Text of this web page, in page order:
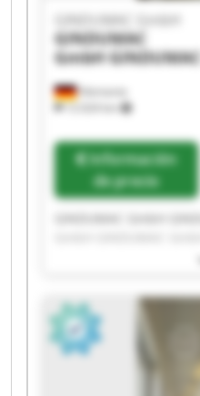
Alemania
12.024 km
GINDUMAC GmbH
GINDUMAC
GmbH
Información
de precio
GINDUMAC GmbH
GINDUMAC GmbH
GmbH GINDUMAC
GINDUMAC GmbH
GmbH GINDUMAC